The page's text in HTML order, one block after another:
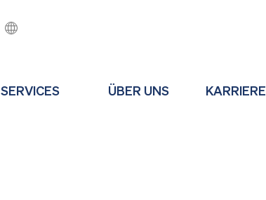
SERVICES ÜBER UNS KARRIERE